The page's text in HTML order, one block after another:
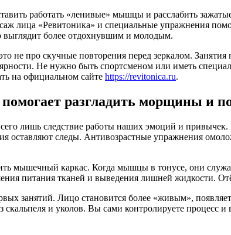
работать «ленивые» мышцы и расслабить
лица «Ревитоника» и специальные упражнения
выглядит более отдохнувшим и молодым.
не про скучные повторения перед зеркалом.
Не нужно быть спортсменом или иметь
на официальном сайте https://revitonica.ru.
разгладить морщины и
лишь следствие работы наших эмоций и
оставляют следы. Антивозрастные упражнения
мышечный каркас. Когда мышцы в тонусе, они
питания тканей и выведения лишней жидкости.
занятий. Лицо становится более «живым»,
скальпеля и уколов. Вы сами контролируете процесс